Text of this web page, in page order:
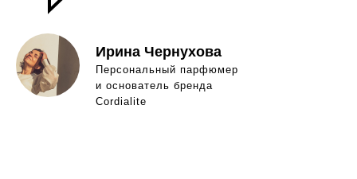
Ирина Чернухова
Персональный парфюмер
и основатель бренда
Cordialite